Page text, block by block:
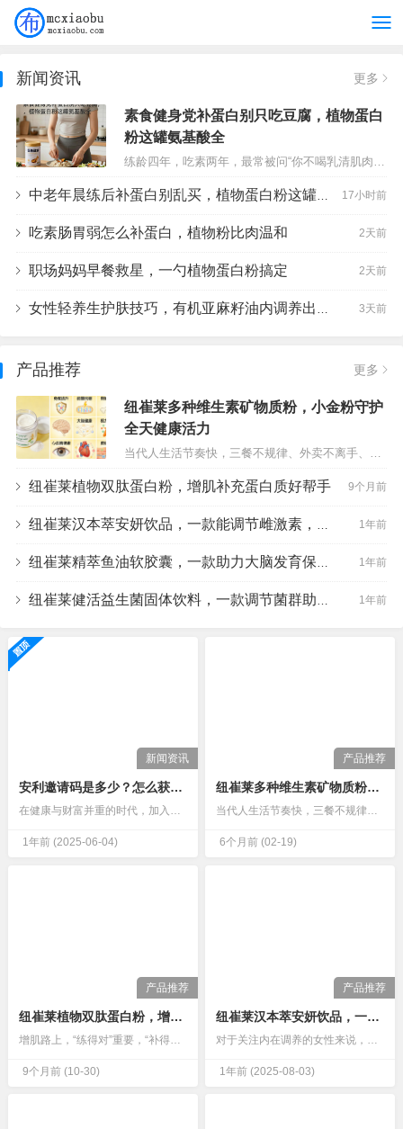
新闻资讯 更多
素食健身党补蛋白别只吃豆腐，植物蛋白
粉这罐氨基酸全
中老年晨练后补蛋白别乱买，植物蛋白粉这罐配方说得清 17小时前
吃素肠胃弱怎么补蛋白，植物粉比肉温和 2天前
职场妈妈早餐救星，一勺植物蛋白粉搞定 2天前
女性轻养生护肤技巧，有机亚麻籽油内调养出好气色 3天前
产品推荐 更多
纽崔莱多种维生素矿物质粉，小金粉守护
全天健康活力
纽崔莱植物双肽蛋白粉，增肌补充蛋白质好帮手 9个月前
纽崔莱汉本萃安妍饮品，一款能调节雌激素，滋阴安神的饮品 1年前
纽崔莱精萃鱼油软胶囊，一款助力大脑发育保护心脑健康的保健品 1年前
纽崔莱健活益生菌固体饮料，一款调节菌群助力消化吸收的产品 1年前
新闻资讯
安利邀请码是多少？怎么获得？看完你就知道了
在健康与财富并重的时代，加入安利开启创业之路成为众多人的选择。而想要顺利加入安利、解锁丰富权益与专业指导，一个关键的“入场券”必不可少——安利邀请码69931366。这组数字不仅是注册的重要凭证，更是你链接优质资源、实现事业突破的起点。…
1年前 (2025-06-04)
产品推荐
纽崔莱多种维生素矿物质粉，小金粉守护全天健康活力
当代人生活节奏快，三餐不规律、外卖不离手、熬夜加班常态化，再加上秋冬日照不足、压力缠身，很容易陷入“隐性饥饿”——表面吃饱，实则身体长期缺乏多种维生素和矿物质，进而出现疲惫乏力、免疫力下降、精神萎靡等问题，哪怕睡够8小时，也难以拥有饱满活力。而纽崔莱多种维生素矿物质粉，凭借通俗好记的“小金粉”昵称，…
6个月前 (02-19)
产品推荐
纽崔莱植物双肽蛋白粉，增肌补充蛋白质好帮手
9个月前 (10-30)
产品推荐
纽崔莱汉本萃安妍饮品，一款能调节雌激素，滋阴安神的饮品
1年前 (2025-08-03)